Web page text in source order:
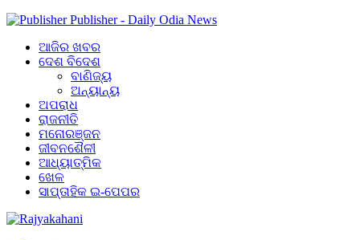
Publisher - Daily Odia News
ଆଜିର ଖବର
ଦେଶ ବିଦେଶ
ବାଣିଜ୍ୟ
ଅନ୍ୟାନ୍ୟ
ଅପରାଧ
ରାଜନୀତି
ମନୋରଞ୍ଜନ
ଜୀବନଶୈଳୀ
ଆଧ୍ୟାତ୍ମିକ
ଖେଳ
ସାପ୍ତାହିକ ଇ-ପେପର